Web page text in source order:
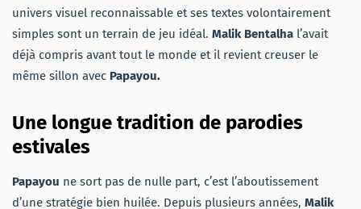
univers visuel reconnaissable et ses textes volontairement
simples sont un terrain de jeu idéal. Malik Bentalha l’avait
déjà compris avant tout le monde et il revient creuser le
même sillon avec Papayou.
Une longue tradition de parodies
estivales
Papayou ne sort pas de nulle part, c’est l’aboutissement
d’une stratégie bien huilée. Depuis plusieurs années, Malik